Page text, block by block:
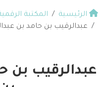
الرئيسية المكتبة
عبدالرقيب بن حامد بن
عبدالرقيب بن